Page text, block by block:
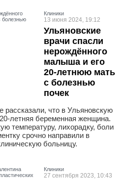
Клиники
13 июня 2024, 19:12
Ульяновские
врачи спасли
нерождённого
малыша и его
20-летнюю мать
с болезнью
почек
рассказали, что в Ульяновскую
летняя беременная женщина.
температуру, лихорадку, боли
срочно направили в
больницу.
Клиники
27 сентября 2023, 10:43